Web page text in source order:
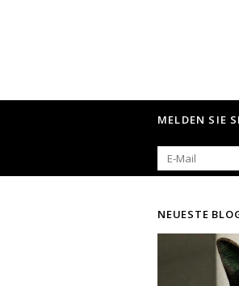
MELDEN SIE
NEUESTE